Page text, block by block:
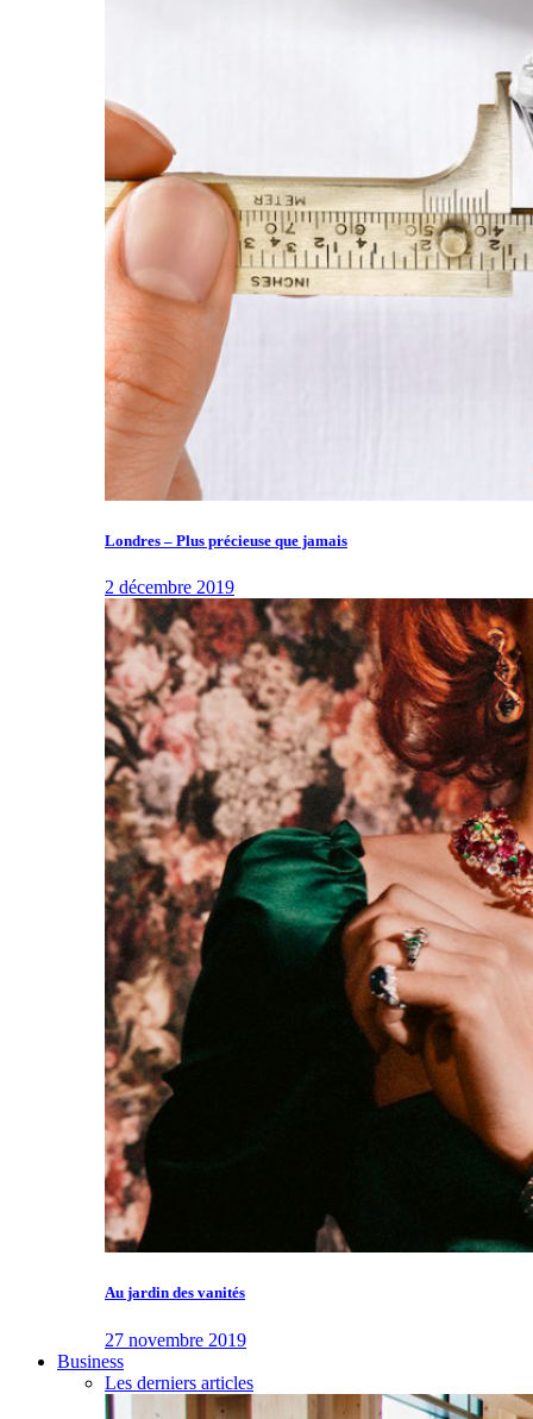
Londres – Plus précieuse que jamais
2 décembre 2019
Au jardin des vanités
27 novembre 2019
Business
Les derniers articles